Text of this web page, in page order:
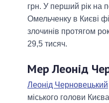
грн. У перший рік на
Омельченку в Києві
злочинів протягом
29,5 тисяч.
Мер Леонід
Леонід Черновецький
міського голови